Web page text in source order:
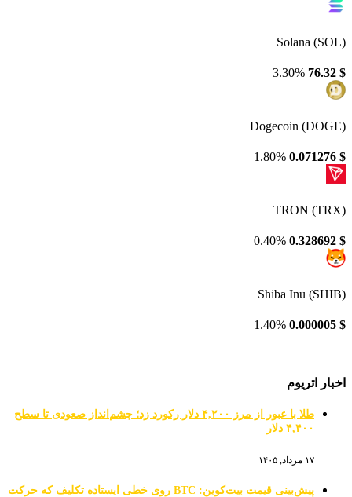
Solana (SOL)
$
76.32
3.30%
Dogecoin (DOGE)
$
0.071276
1.80%
TRON (TRX)
$
0.328692
0.40%
Shiba Inu (SHIB)
$
0.000005
1.40%
اخبار اتریوم
طلا با عبور از مرز ۴,۲۰۰ دلار رکورد زد؛ چشم‌انداز صعودی تا سطح
۴,۴۰۰ دلار
۱۷ مرداد, ۱۴۰۵
پیش‌بینی قیمت بیت‌کوین: BTC روی خطی ایستاده تکلیف که حرکت